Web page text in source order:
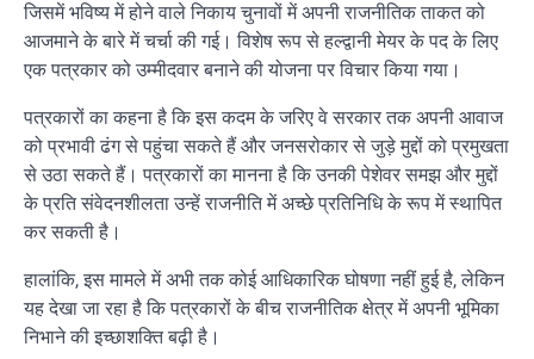
जिसमें भविष्य में होने वाले निकाय चुनावों में अपनी राजनीतिक ताकत को
आजमाने के बारे में चर्चा की गई। विशेष रूप से हल्द्वानी मेयर के पद के लिए
एक पत्रकार को उम्मीदवार बनाने की योजना पर विचार किया गया।
पत्रकारों का कहना है कि इस कदम के जरिए वे सरकार तक अपनी आवाज
को प्रभावी ढंग से पहुंचा सकते हैं और जनसरोकार से जुड़े मुद्दों को प्रमुखता
से उठा सकते हैं। पत्रकारों का मानना है कि उनकी पेशेवर समझ और मुद्दों
के प्रति संवेदनशीलता उन्हें राजनीति में अच्छे प्रतिनिधि के रूप में स्थापित
कर सकती है।
हालांकि, इस मामले में अभी तक कोई आधिकारिक घोषणा नहीं हुई है, लेकिन
यह देखा जा रहा है कि पत्रकारों के बीच राजनीतिक क्षेत्र में अपनी भूमिका
निभाने की इच्छाशक्ति बढ़ी है।